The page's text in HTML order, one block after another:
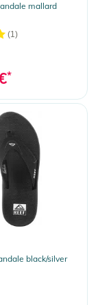
mallard
(1)
*
black/silver